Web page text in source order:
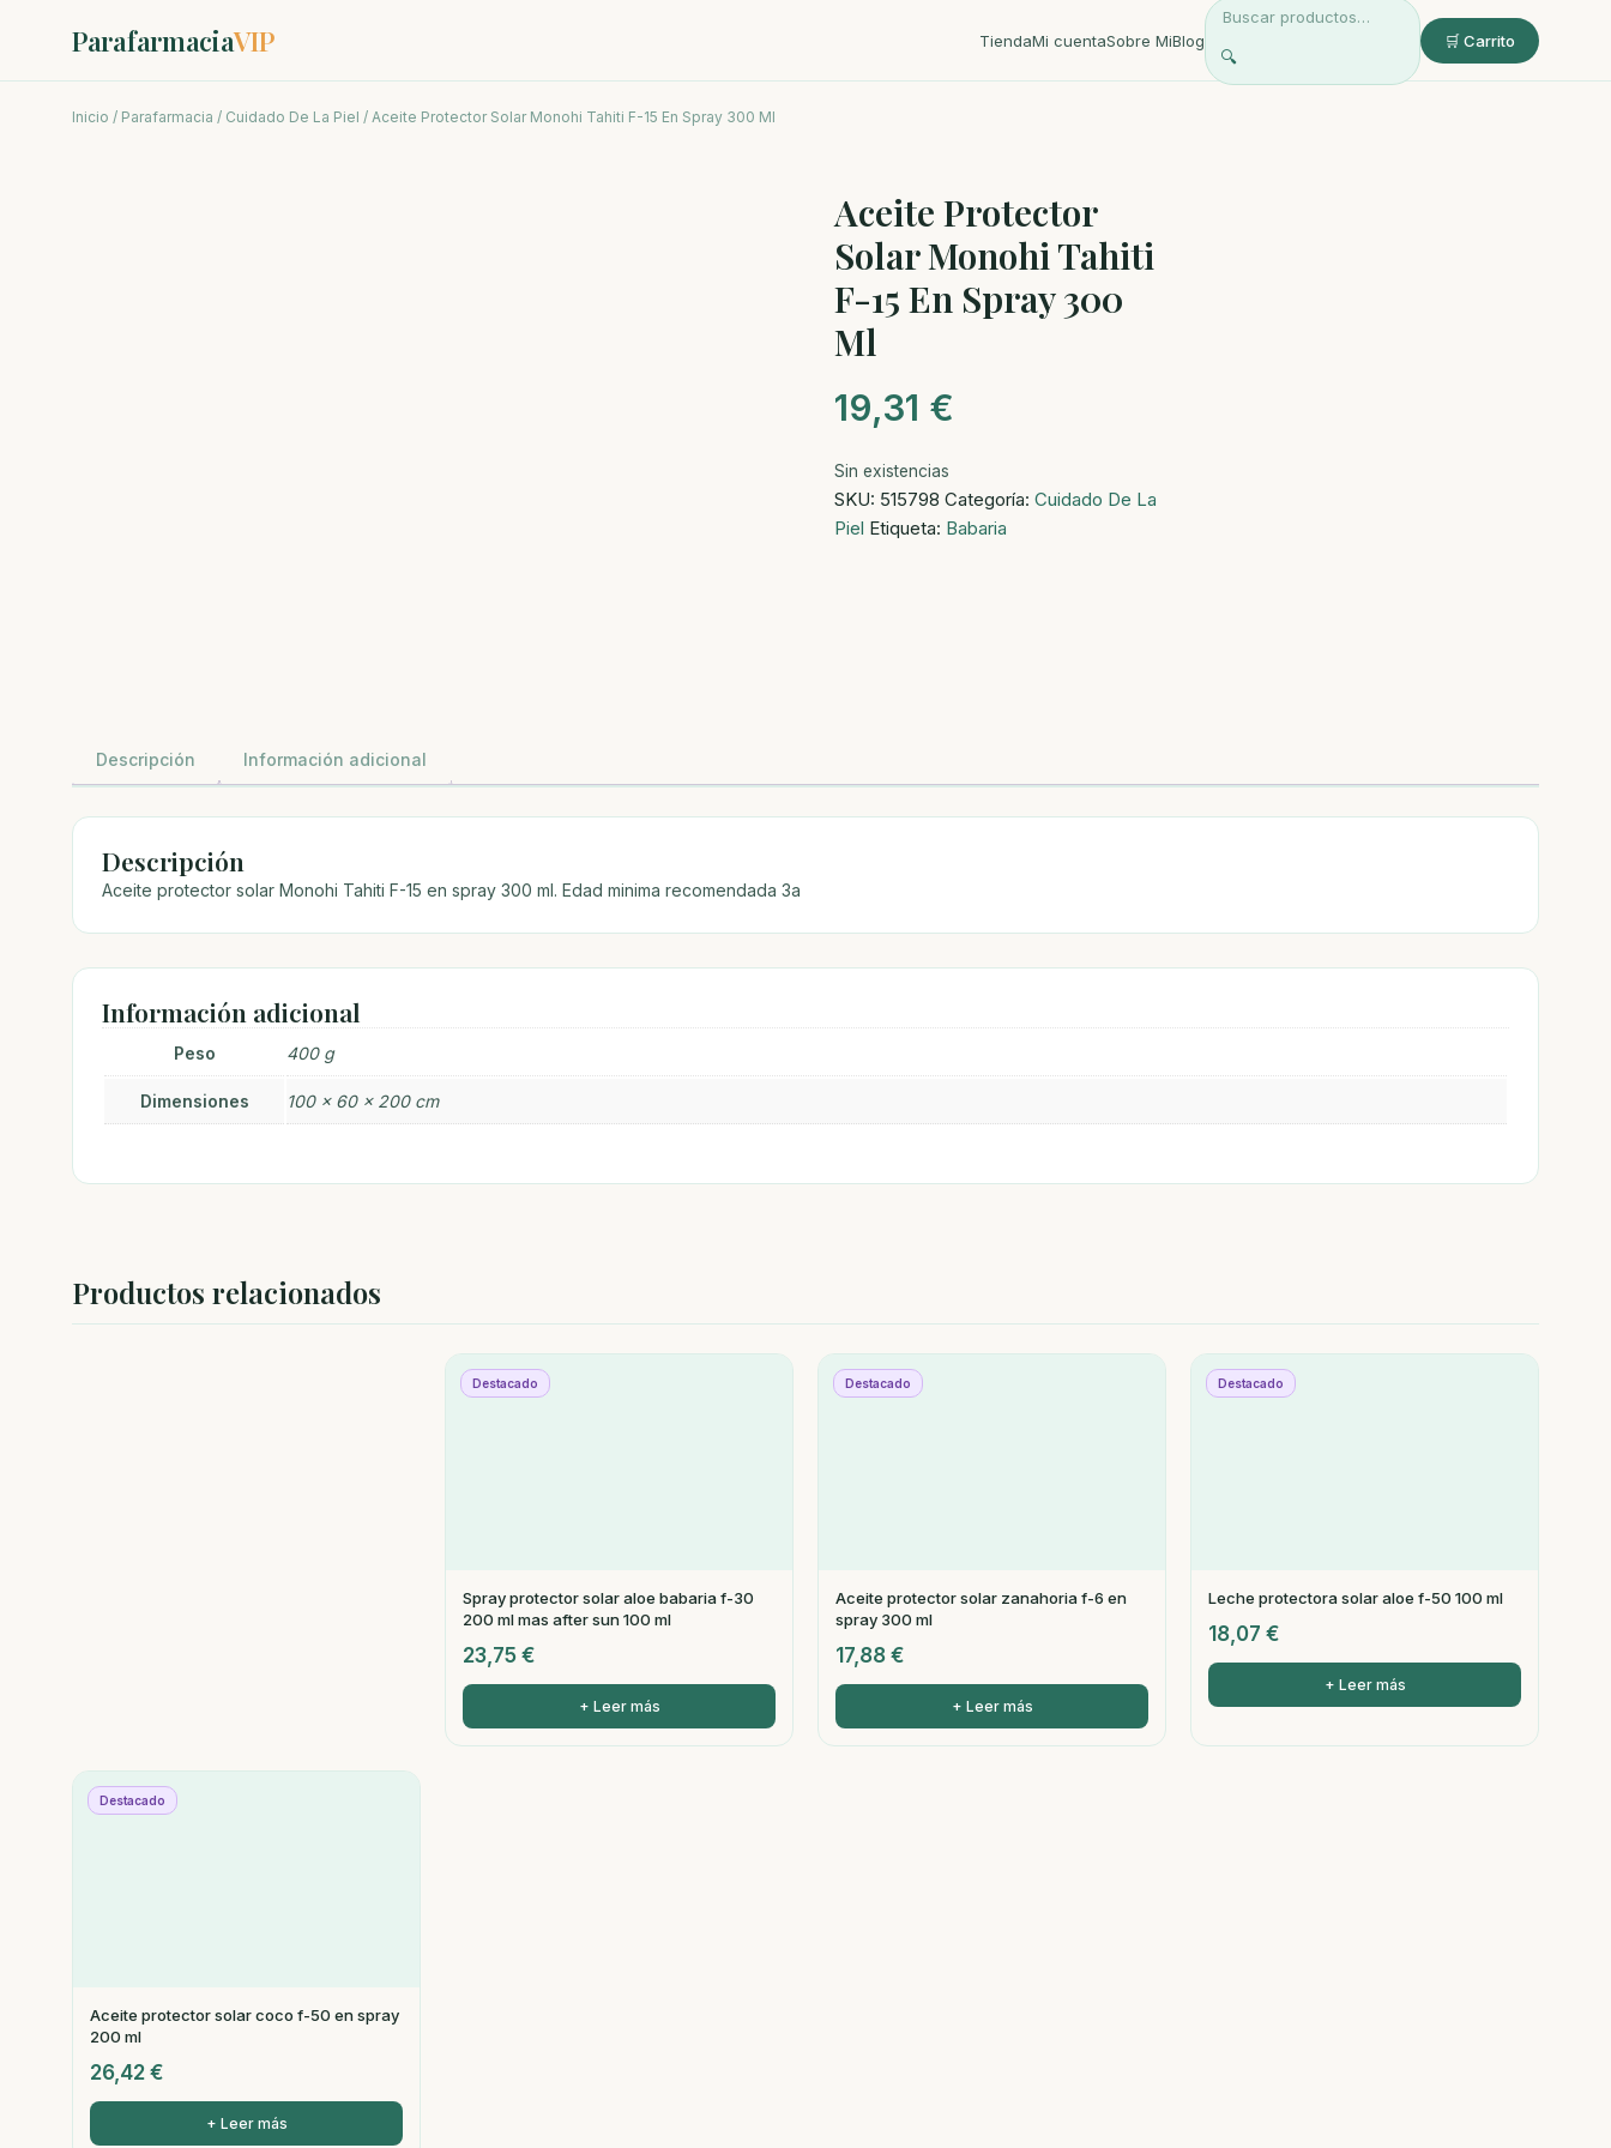
ParafarmaciaVIP TiendaMi cuentaSobre MiBlog
🔍
🛒 Carrito
Inicio / Parafarmacia / Cuidado De La Piel / Aceite Protector Solar Monohi Tahiti F-15 En Spray 300 Ml
Aceite Protector
Solar Monohi Tahiti
F-15 En Spray 300
Ml
19,31 €
Sin existencias
SKU: 515798 Categoría: Cuidado De La
Piel Etiqueta: Babaria
Descripción Información adicional
Descripción
Aceite protector solar Monohi Tahiti F-15 en spray 300 ml. Edad minima recomendada 3a
Información adicional
Peso 400 g
Dimensiones 100 × 60 × 200 cm
Productos relacionados
Destacado
Spray protector solar aloe babaria f-30
200 ml mas after sun 100 ml
23,75 €
+ Leer más
Destacado
Aceite protector solar zanahoria f-6 en
spray 300 ml
17,88 €
+ Leer más
Destacado
Leche protectora solar aloe f-50 100 ml
18,07 €
+ Leer más
Destacado
Aceite protector solar coco f-50 en spray
200 ml
26,42 €
+ Leer más